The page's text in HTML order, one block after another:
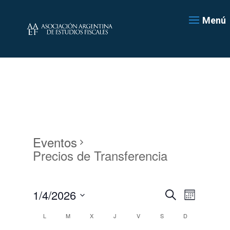
Menú
Eventos
Precios de Transferencia
Navegación
de
búsqueda
de
Mes
1/4/2026
fecha.
Calendario
L M X J V S D